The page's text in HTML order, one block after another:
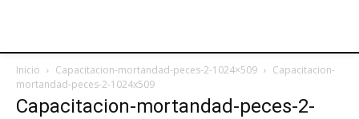
Inicio Capacitacion-mortandad-peces-2-1024×509
Capacitacion-
mortandad-peces-2-1024x509
Capacitacion-mortandad-peces-2-